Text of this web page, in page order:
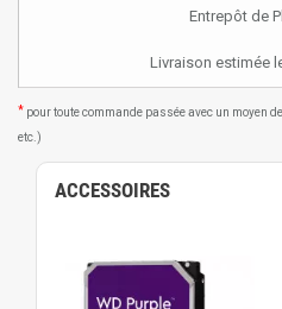
Entrepôt de
Livraison estimée
* pour toute commande passée avec un moyen
etc.)
ACCESSOIRES